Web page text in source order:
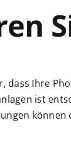
dass Ihre
ist